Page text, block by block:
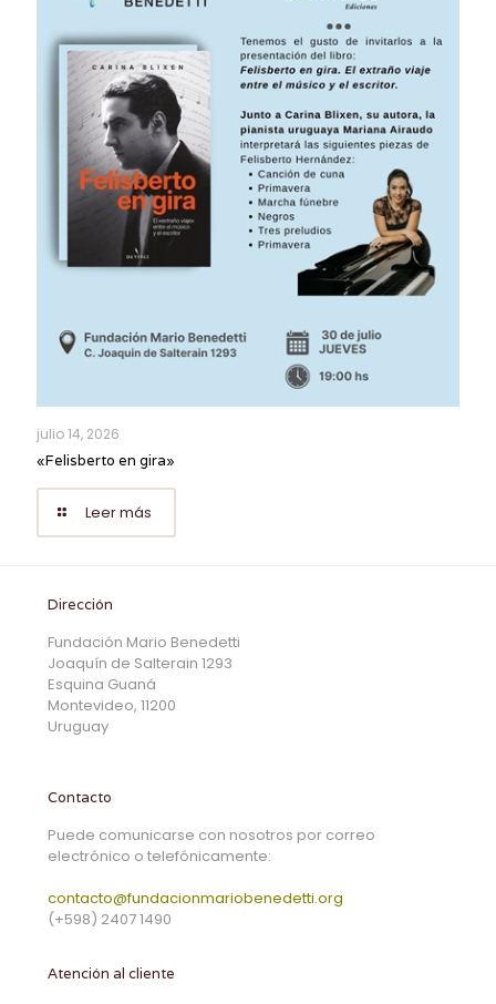
julio 14, 2026
«Felisberto en gira»
Leer más
Dirección
Fundación Mario Benedetti
Joaquín de Salterain 1293
Esquina Guaná
Montevideo, 11200
Uruguay
Contacto
Puede comunicarse con nosotros por correo
electrónico o telefónicamente:
contacto@fundacionmariobenedetti.org
(+598) 2407 1490
Atención al cliente